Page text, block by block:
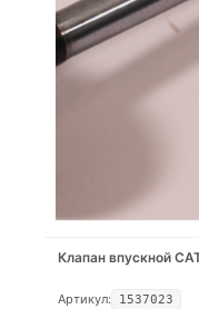
Клапан впускной
Артикул: 1537023